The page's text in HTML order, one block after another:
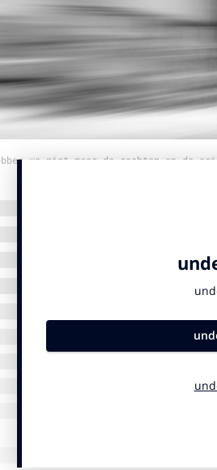
we niet meer de rechten op de